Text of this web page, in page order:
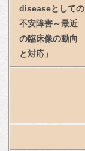
diseaseとしての
不安障害～最近
の臨床像の動向
と対応」